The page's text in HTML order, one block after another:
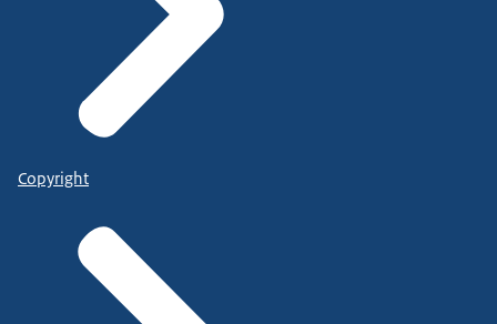
Copyright